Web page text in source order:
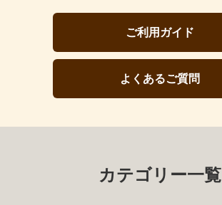
ご利用ガイド
よくあるご質問
カテゴリー一覧